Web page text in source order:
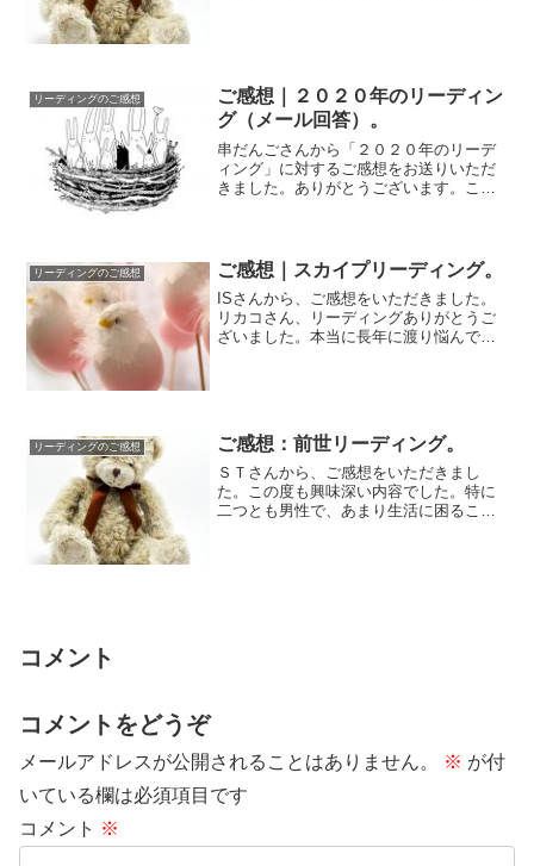
リーディングのご感想
ご感想｜２０２０年のリーディン
グ（メール回答）。
串だんごさんから「２０２０年のリーデ
ィング」に対するご感想をお送りいただ
きました。ありがとうございます。この
リーディングのご感想 ご感想｜スカイプリーディング。
ISさんから、ご感想をいただきました。
リカコさん、リーディングありがとうご
ざいました。本当に長年に渡り悩んでき
リーディングのご感想 ご感想：前世リーディング。
ＳＴさんから、ご感想をいただきまし
た。この度も興味深い内容でした。特に
二つとも男性で、あまり生活に困ること
コメント
コメントをどうぞ
メールアドレスが公開されることはありません。 ※ が付
いている欄は必須項目です
コメント ※